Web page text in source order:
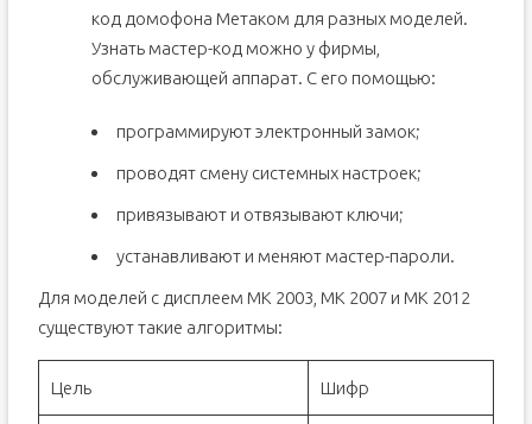
код домофона Метаком для разных моделей.
Узнать мастер-код можно у фирмы,
обслуживающей аппарат. С его помощью:
программируют электронный замок;
проводят смену системных настроек;
привязывают и отвязывают ключи;
устанавливают и меняют мастер-пароли.
Для моделей с дисплеем МК 2003, МК 2007 и МК 2012
существуют такие алгоритмы:
Цель Шифр